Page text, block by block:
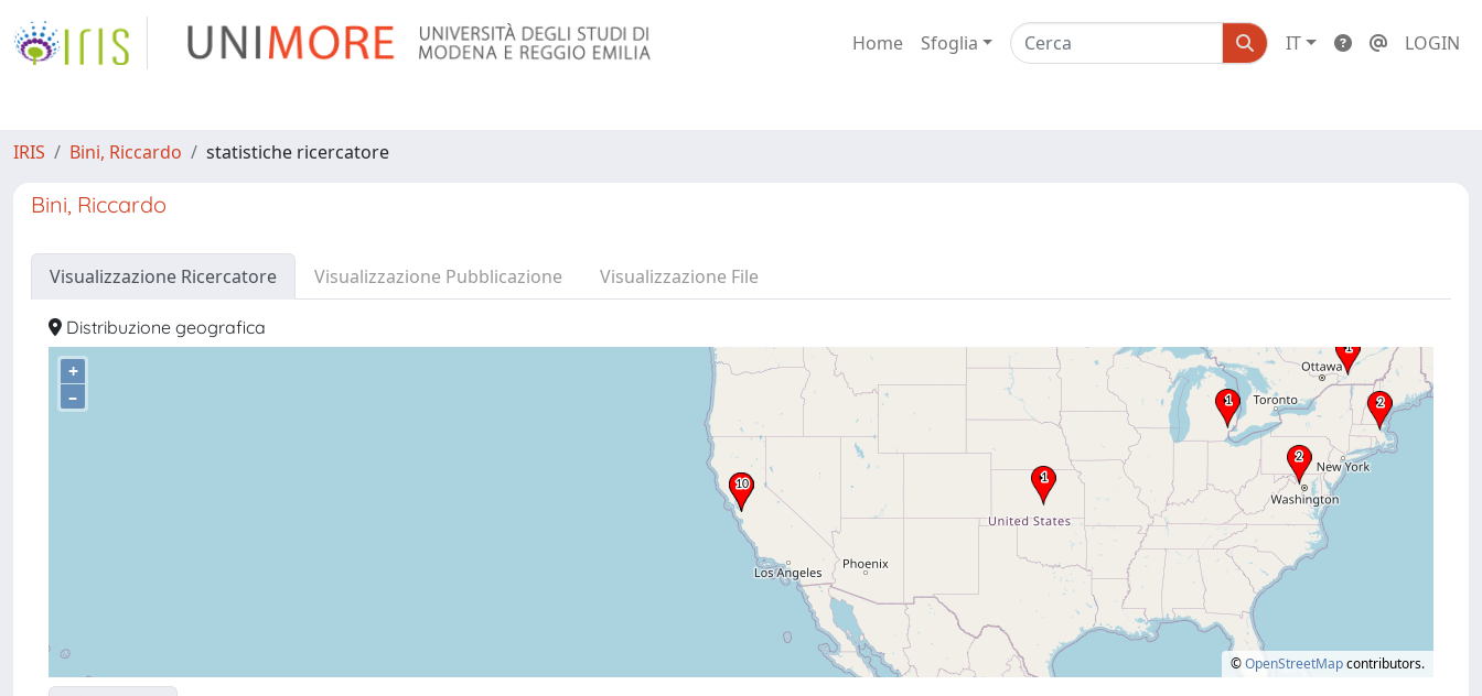
Home Sfoglia IT LOGIN
IRIS Bini, Riccardo statistiche ricercatore
Bini, Riccardo
Visualizzazione Ricercatore Visualizzazione Pubblicazione Visualizzazione File
Distribuzione geografica
+
–
©OpenStreetMapcontributors.